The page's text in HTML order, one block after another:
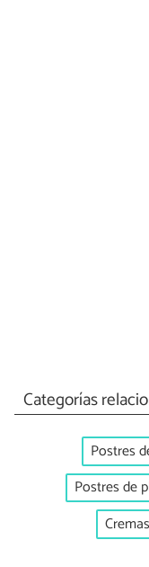
Categorías
Postres
Postres de